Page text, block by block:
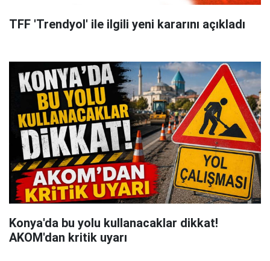
TFF 'Trendyol' ile ilgili yeni kararını açıkladı
Konya'da bu yolu kullanacaklar dikkat!
AKOM'dan kritik uyarı